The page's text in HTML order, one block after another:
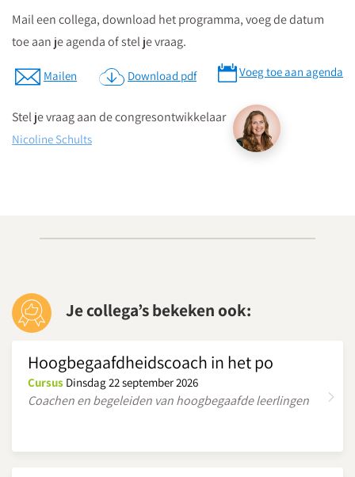
verschillende aanrijdroutes wordt bewegwijzerd.
Op parkeerniveau 14 heeft u rechtstreekse doorgang naar La
Vie.
naast de Bijenkorf.
Mail een collega, download het programma, voeg de datum
toe aan je agenda of stel je vraag.
Mailen Download pdf Voeg toe aan agenda
Stel je vraag aan de congresontwikkelaar
Nicoline Schults
Je collega’s bekeken ook:
Hoogbegaafdheidscoach in het po
Cursus Dinsdag 22 september 2026
Coachen en begeleiden van hoogbegaafde leerlingen